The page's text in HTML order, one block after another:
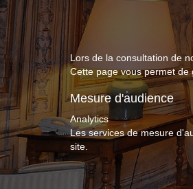
Lors de la consultation de
Cette page vous permet de
Mesure d'audience
Analytics
Les services de mesure
site.